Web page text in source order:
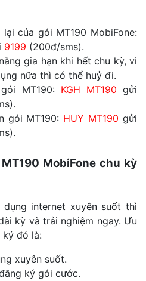
của gói MT190 MobiFone:
9199 (200đ/sms).
gia hạn khi hết chu kỳ, vì
nữa thì có thể huỷ đi.
MT190: KGH MT190 gửi
gói MT190: HUY MT190 gửi
MobiFone chu kỳ
internet xuyên suốt thì
kỳ và trải nghiệm ngay. Ưu
ký đó là:
xuyên suốt.
ký gói cước.